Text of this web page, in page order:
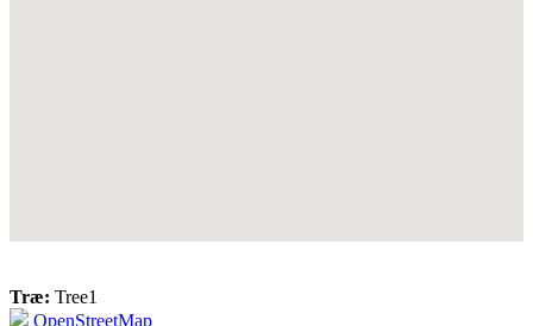
Træ: Tree1
OpenStreetMap